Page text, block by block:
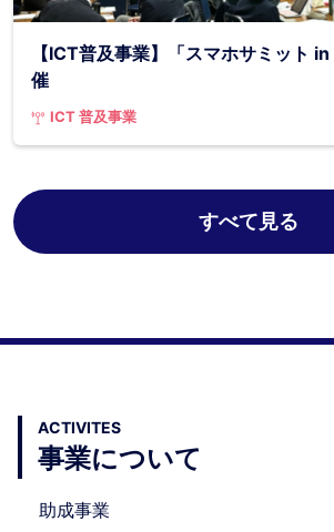
【ICT普及事業】「スマホサミット
催
ICT 普及事業
すべて見る
ACTIVITES
事業について
助成事業